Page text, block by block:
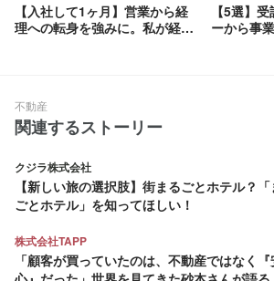
【入社して1ヶ月】営業から経
理への転身を強みに。私が経理
【5選】
ーから事
不動産
関連するストーリー
クジラ株式会社
【新しい旅の選択肢】街まるごとホテル？「
ごとホテル」を知ってほしい！
株式会社TAPP
「顧客が買っていたのは、不動産ではなく『